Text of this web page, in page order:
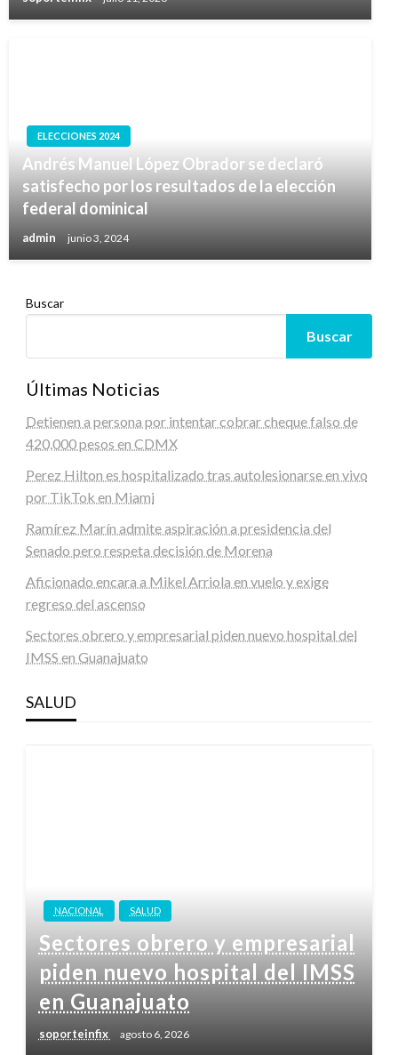
ELECCIONES 2024
Andrés Manuel López Obrador se declaró
satisfecho por los resultados de la elección
federal dominical
admin junio 3, 2024
Buscar
Buscar
Últimas Noticias
Detienen a persona por intentar cobrar cheque falso de
420,000 pesos en CDMX
Perez Hilton es hospitalizado tras autolesionarse en vivo
por TikTok en Miami
Ramírez Marín admite aspiración a presidencia del
Senado pero respeta decisión de Morena
Aficionado encara a Mikel Arriola en vuelo y exige
regreso del ascenso
Sectores obrero y empresarial piden nuevo hospital del
IMSS en Guanajuato
SALUD
NACIONAL SALUD
Sectores obrero y empresarial
piden nuevo hospital del IMSS
en Guanajuato
soporteinfix agosto 6, 2026